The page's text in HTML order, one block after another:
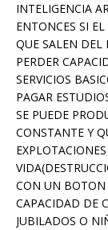
INTELIGENCIA
ENTONCES SI
QUE SALEN DEL
PERDER
SERVICIOS
PAGAR
SE PUEDE
CONSTANTE Y
CON UN BOTON
CAPACIDAD DE
JUBILADOS O